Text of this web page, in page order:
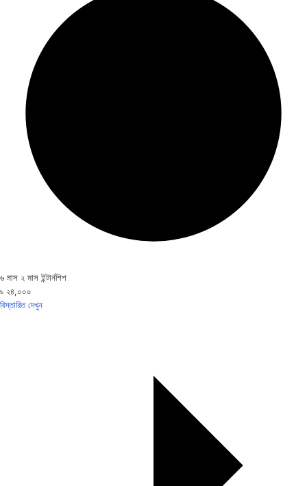
৬ মাস ২ মাস ইন্টার্নশিপ
৳ ২৪,০০০
বিস্তারিত দেখুন